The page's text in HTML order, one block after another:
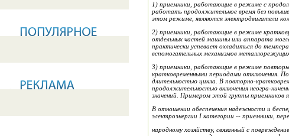
1) приемники, работающие в режиме с продолжительно неизменной или маломеняющейся нагрузкой. В этом режиме электрическая машина или аппарат может
работать продолжительное время без
этом режиме, являются электродвигатели
практически успевает охладиться до темпера
вспомогательных механизмов
кратковременными периодами отключения.
длительностью цикла. В повторно-
продолжительностью включения неогра-
значений. Примером этой группы приемников
В отношении обеспечения надежности и
электроэнергии I категории -- приемники,
народному хозяйству, связанный с